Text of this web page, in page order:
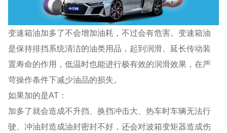
变速箱油加多了不会增加油耗，不过会有危害。变速箱油
是保持排挡系统清洁的油类用品，起到润滑、延长传动装
置寿命的作用，低温时也能进行极有效的润滑效果，在严
苛操作条件下减少油品的损失。
如果加的是AT：
加多了就会造成不升挡、换挡冲击大、热车时车辆无法行
驶、冲油封造成油封密封不好，还会对波箱变矩器造成伤